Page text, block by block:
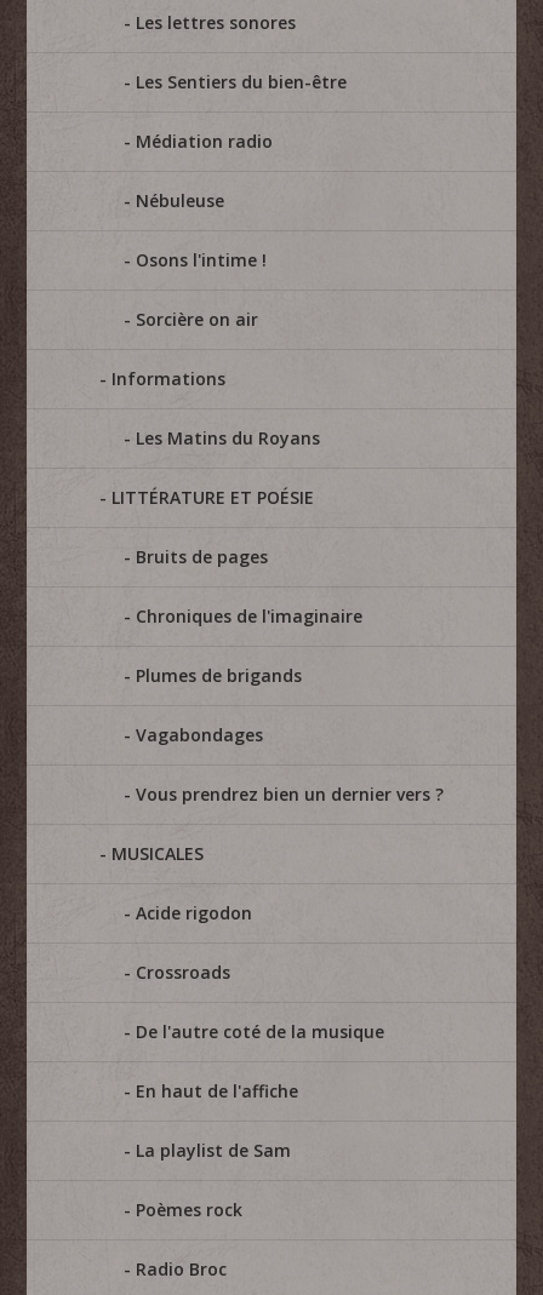
Les lettres sonores
Les Sentiers du bien-être
Médiation radio
Nébuleuse
Osons l'intime !
Sorcière on air
Informations
Les Matins du Royans
LITTÉRATURE ET POÉSIE
Bruits de pages
Chroniques de l'imaginaire
Plumes de brigands
Vagabondages
Vous prendrez bien un dernier vers ?
MUSICALES
Acide rigodon
Crossroads
De l'autre coté de la musique
En haut de l'affiche
La playlist de Sam
Poèmes rock
Radio Broc